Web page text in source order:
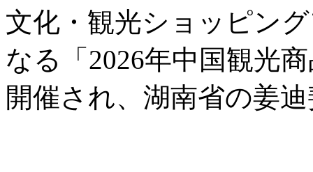
文化・観光ショッピン
なる「2026年中国観光
開催され、湖南省の姜